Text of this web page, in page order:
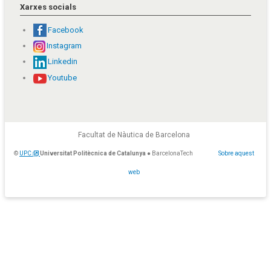
Xarxes socials
Facebook
Instagram
Linkedin
Youtube
Facultat de Nàutica de Barcelona
© UPC Universitat Politècnica de Catalunya ● BarcelonaTech Sobre aquest
web